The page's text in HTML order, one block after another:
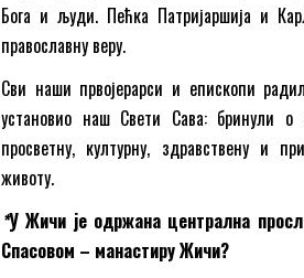
Бога и људи. Пећка Патријаршија и
православну веру.
Сви наши првојерарси и епископи
установио наш Свети Сава: бринули о
просветну, културну, здравствену и
животу.
*У Жичи је одржана централна
Спасовом – манастиру Жичи?